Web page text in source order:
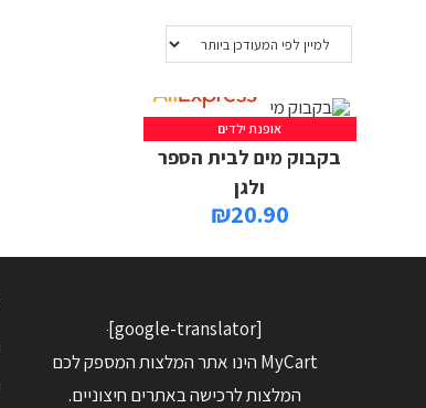
אופנת ילדים
בקבוק מים לבית הספר
ולגן
₪20.90
[google-translator]
MyCart הינו אתר המלצות המספק לכם
המלצות לרכישה באתרים חיצוניים.